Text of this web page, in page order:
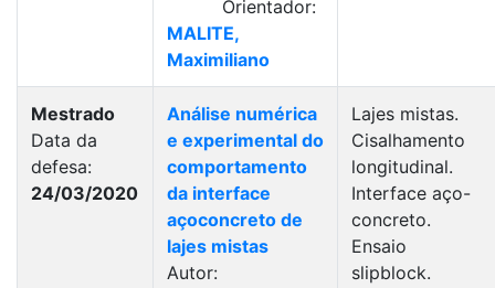
Orientador:
MALITE,
Maximiliano
Mestrado
Data da
defesa:
24/03/2020
Análise numérica
e experimental do
comportamento
da interface
açoconcreto de
lajes mistas
Autor:
Lajes mistas.
Cisalhamento
longitudinal.
Interface aço-
concreto.
Ensaio
slipblock.